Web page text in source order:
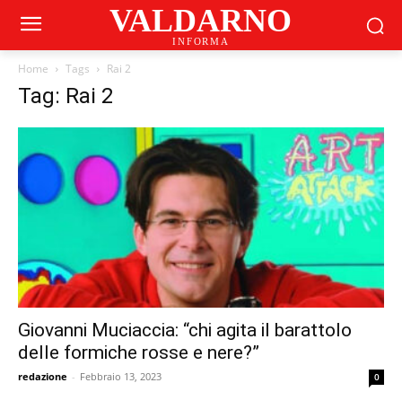
VALDARNO
INFORMA
Home Tags Rai 2
Tag: Rai 2
Giovanni Muciaccia: “chi agita il barattolo
delle formiche rosse e nere?”
redazione - Febbraio 13, 2023 0